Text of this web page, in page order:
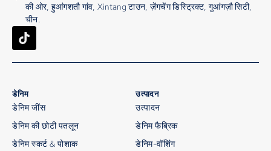
की ओर, हुआंगशतौ गांव, Xintang टाउन, ज़ेंगचेंग डिस्ट्रिक्ट, गुआंगज़ौ सिटी,
चीन.
डेनिम
डेनिम जींस
डेनिम की छोटी पतलून
डेनिम स्कर्ट & पोशाक
उत्पादन
उत्पादन
डेनिम फैब्रिक
डेनिम-वॉशिंग